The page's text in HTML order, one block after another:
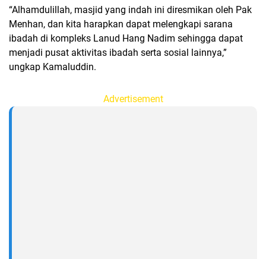
“Alhamdulillah, masjid yang indah ini diresmikan oleh Pak
Menhan, dan kita harapkan dapat melengkapi sarana
ibadah di kompleks Lanud Hang Nadim sehingga dapat
menjadi pusat aktivitas ibadah serta sosial lainnya,”
ungkap Kamaluddin.
Advertisement